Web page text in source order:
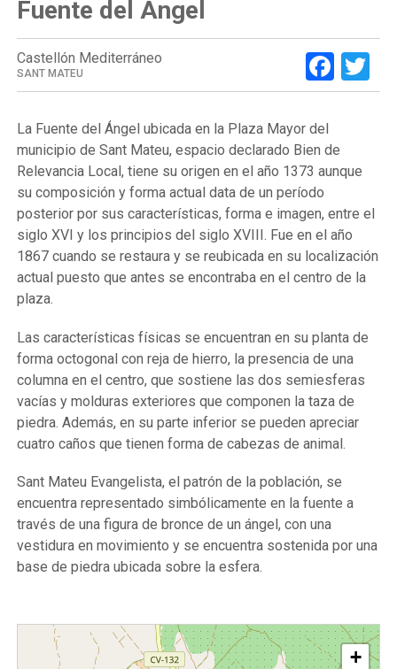
Fuente del Ángel
Castellón Mediterráneo
SANT MATEU
La Fuente del Ángel ubicada en la Plaza Mayor del
municipio de Sant Mateu, espacio declarado Bien de
Relevancia Local, tiene su origen en el año 1373 aunque
su composición y forma actual data de un período
posterior por sus características, forma e imagen, entre el
siglo XVI y los principios del siglo XVIII. Fue en el año
1867 cuando se restaura y se reubicada en su localización
actual puesto que antes se encontraba en el centro de la
plaza.
Las características físicas se encuentran en su planta de
forma octogonal con reja de hierro, la presencia de una
columna en el centro, que sostiene las dos semiesferas
vacías y molduras exteriores que componen la taza de
piedra. Además, en su parte inferior se pueden apreciar
cuatro caños que tienen forma de cabezas de animal.
Sant Mateu Evangelista, el patrón de la población, se
encuentra representado simbólicamente en la fuente a
través de una figura de bronce de un ángel, con una
vestidura en movimiento y se encuentra sostenida por una
base de piedra ubicada sobre la esfera.
+